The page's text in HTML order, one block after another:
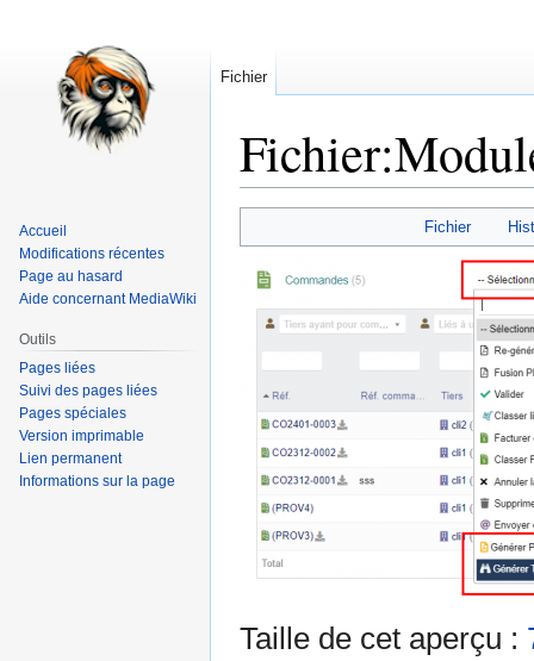
Fichier:
à
à
Fichier
Taille de cet aperçu :
Fichier
Accueil
Modifications récentes
Page au hasard
Aide concernant MediaWiki
Outils
Pages liées
Suivi des pages liées
Pages spéciales
Version imprimable
Lien permanent
Informations sur la page